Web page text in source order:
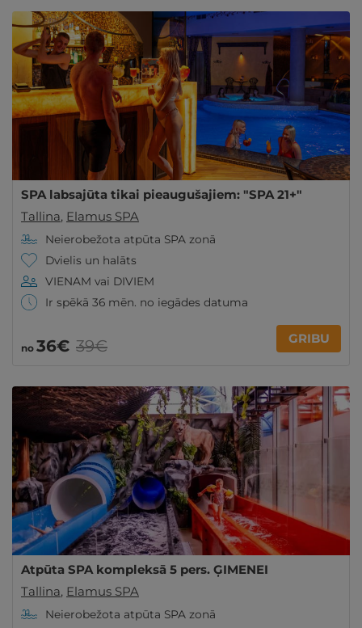
SPA labsajūta tikai pieaugušajiem: "SPA 21+"
Tallina, Elamus SPA
Neierobežota atpūta SPA zonā
Dvielis un halāts
VIENAM vai DIVIEM
Ir spēkā 36 mēn. no iegādes datuma
no 36€ 39€ GRIBU
Atpūta SPA kompleksā 5 pers. ĢIMENEI
Tallina, Elamus SPA
Neierobežota atpūta SPA zonā